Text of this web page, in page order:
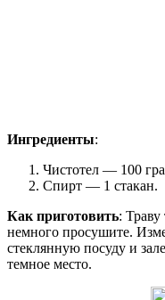
Ингредиенты:
Чистотел — 100
Спирт — 1 стакан.
Как приготовить:
немного просушите.
стеклянную посуду и
темное место.